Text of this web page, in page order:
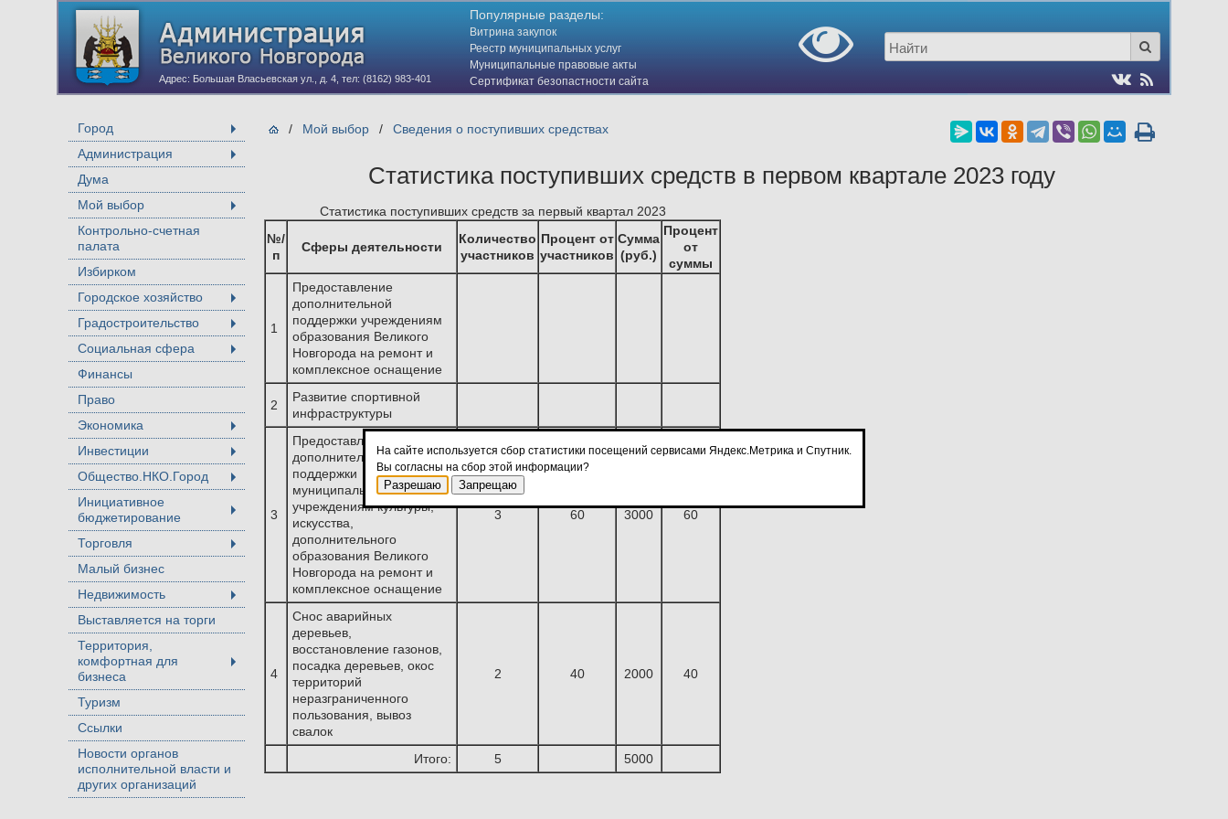
Адрес: Большая Власьевская ул., д. 4, тел: (8162) 983-401
Популярные разделы:
Витрина закупок
Реестр муниципальных услуг
Муниципальные правовые акты
Сертификат безопастности сайта
(HTTPS)
Город
Администрация
Дума
Мой выбор
Контрольно-счетная
палата
Избирком
Городское хозяйство
Градостроительство
Социальная сфера
Финансы
Право
Экономика
Инвестиции
Общество.НКО.Город
Инициативное
бюджетирование
Торговля
Малый бизнес
Недвижимость
Выставляется на торги
Территория,
комфортная для
бизнеса
Туризм
Ссылки
Новости органов
исполнительной власти и
других организаций
/ Мой выбор / Сведения о поступивших средствах
Статистика поступивших средств в первом квартале 2023 году
Статистика поступивших средств за первый квартал 2023
№/
п
Сферы деятельности
Количество
участников
Процент от
участников
Сумма
(руб.)
Процент
от
суммы
1
Предоставление
дополнительной
поддержки учреждениям
образования Великого
Новгорода на ремонт и
комплексное оснащение
2
Развитие спортивной
инфраструктуры
3
Предоставление
дополнительной меры
поддержки
муниципальным
учреждениям культуры,
искусства,
дополнительного
образования Великого
Новгорода на ремонт и
комплексное оснащение
3 60 3000 60
4
Снос аварийных
деревьев,
восстановление газонов,
посадка деревьев, окос
территорий
неразграниченного
пользования, вывоз
свалок
2 40 2000 40
Итого: 5 5000
На сайте используется сбор статистики посещений сервисами Яндекс.Метрика и Спутник.
Вы согласны на сбор этой информации?
Разрешаю Запрещаю